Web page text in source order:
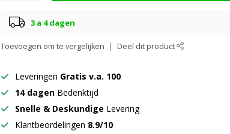
3 a 4 dagen
Toevoegen om te vergelijken Deel dit product
Leveringen Gratis v.a. 100
14 dagen Bedenktijd
Snelle & Deskundige Levering
Klantbeordelingen 8.9/10